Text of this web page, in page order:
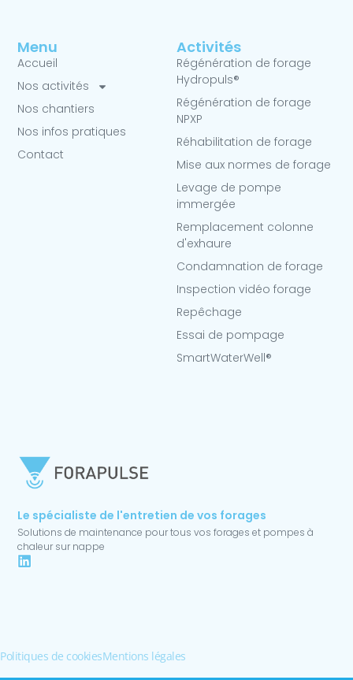
Le spécialiste de l'entretien de vos forages
Solutions de maintenance pour tous vos forages et pompes à
chaleur sur nappe
Activités
Régénération de forage
Hydropuls®
Régénération de forage
NPXP
Réhabilitation de forage
Mise aux normes de forage
Levage de pompe
immergée
Remplacement colonne
d'exhaure
Condamnation de forage
Inspection vidéo forage
Repêchage
Essai de pompage
SmartWaterWell®
Menu
Accueil
Nos activités
Nos chantiers
Nos infos pratiques
Contact
Politiques de cookiesMentions légales